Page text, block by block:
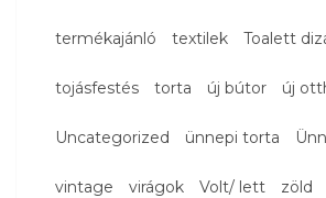
termékajánló textilek Toalett
tojásfestés torta új bútor új
Uncategorized ünnepi torta
vintage virágok Volt/ lett zöld